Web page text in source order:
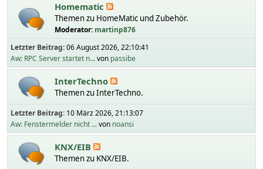
Homematic
Themen zu HomeMatic und Zubehör.
Moderator: martinp876
Letzter Beitrag:06 August 2026, 22:10:41
Aw: RPC Server startet n...von passibe
InterTechno
Themen zu InterTechno.
Letzter Beitrag: 10 März 2026, 21:13:07
Aw: Fenstermelder nicht ...von noansi
KNX/EIB
Themen zu KNX/EIB.